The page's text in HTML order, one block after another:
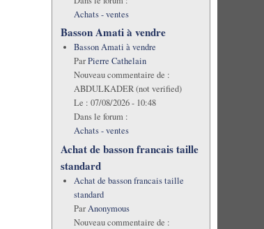
Achats - ventes
Basson Amati à vendre
Basson Amati à vendre
ParPierre Cathelain
Nouveau commentaire de :
ABDULKADER (not verified)
Le : 07/08/2026 - 10:48
Dans le forum :
Achats - ventes
Achat de basson francais taille
standard
Achat de basson francais taille
standard
ParAnonymous
Nouveau commentaire de :